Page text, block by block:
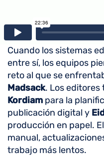
Cuando los sistemas
entre sí, los equipos
reto al que se
Madsack. Los
Kordiam para la
publicación digital y
producción en papel.
manual,
trabajo más lentos.